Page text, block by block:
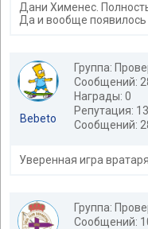
Дани Хименес.
Да и вообще появилось
Bebeto
Группа:
Сообщений:
Награды: 0
Репутация: 13
Сообщений:
Уверенная игра
Группа:
Сообщений: